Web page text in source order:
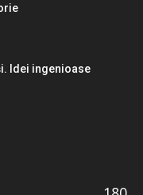
Idei ingenioase